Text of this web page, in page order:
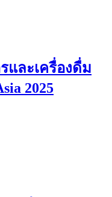
และเครื่องดื่ม
2025